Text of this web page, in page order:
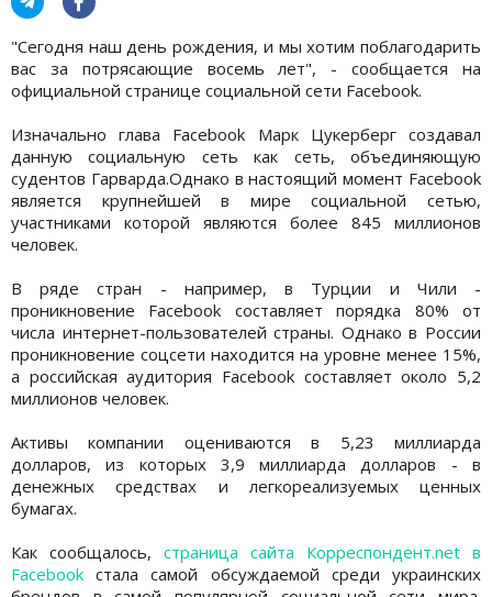
"Сегодня наш день рождения, и мы хотим поблагодарить
вас за потрясающие восемь лет", - сообщается на
официальной странице социальной сети Facebook.
Изначально глава Facebook Марк Цукерберг создавал
данную социальную сеть как сеть, объединяющую
судентов Гарварда.Однако в настоящий момент Facebook
является крупнейшей в мире социальной сетью,
участниками которой являются более 845 миллионов
человек.
В ряде стран - например, в Турции и Чили -
проникновение Facebook составляет порядка 80% от
числа интернет-пользователей страны. Однако в России
проникновение соцсети находится на уровне менее 15%,
а российская аудитория Facebook составляет около 5,2
миллионов человек.
Активы компании оцениваются в 5,23 миллиарда
долларов, из которых 3,9 миллиарда долларов - в
денежных средствах и легкореализуемых ценных
бумагах.
Как сообщалось, страница сайта Корреспондент.net в
Facebook стала самой обсуждаемой среди украинских